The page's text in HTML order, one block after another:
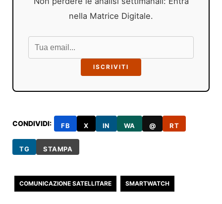
nella Matrice Digitale.
ISCRIVITI
CONDIVIDI: FB X IN WA @ RT
TG STAMPA
COMUNICAZIONE SATELLITARE SMARTWATCH